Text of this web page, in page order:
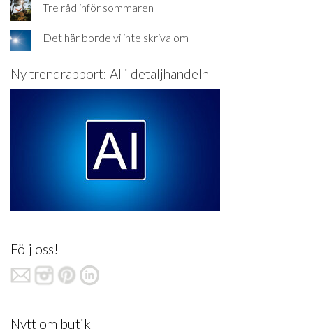
Tre råd inför sommaren
Det här borde vi inte skriva om
Ny trendrapport: AI i detaljhandeln
Följ oss!
Nytt om butik